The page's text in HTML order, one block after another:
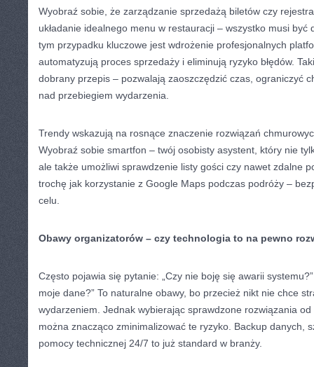
Wyobraź sobie, że zarządzanie sprzedażą biletów czy
układanie idealnego menu w restauracji – wszystko musi być
tym przypadku kluczowe jest wdrożenie profesjonalnych
automatyzują proces sprzedaży i eliminują ryzyko błędów.
dobrany przepis – pozwalają zaoszczędzić czas, ograniczyć
nad przebiegiem wydarzenia.
Trendy wskazują na rosnące znaczenie rozwiązań
Wyobraź sobie smartfon – twój osobisty asystent, który nie
ale także umożliwi sprawdzenie listy gości czy nawet zdalne
trochę jak korzystanie z Google Maps podczas podróży –
celu.
Obawy organizatorów – czy technologia to na pewno
Często pojawia się pytanie: „Czy nie boję się awarii
moje dane?” To naturalne obawy, bo przecież nikt nie chce
wydarzeniem. Jednak wybierając sprawdzone rozwiązania
można znacząco zminimalizować te ryzyko. Backup danych,
pomocy technicznej 24/7 to już standard w branży.